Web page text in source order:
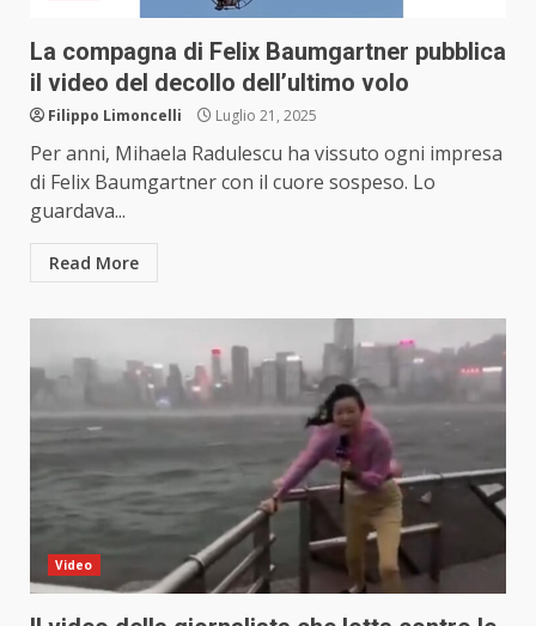
La compagna di Felix Baumgartner pubblica
il video del decollo dell’ultimo volo
Filippo Limoncelli Luglio 21, 2025
Per anni, Mihaela Radulescu ha vissuto ogni impresa
di Felix Baumgartner con il cuore sospeso. Lo
guardava...
Read More
Video